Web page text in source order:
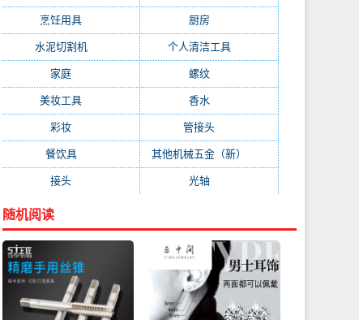
烹饪用具 厨房
水泥切割机(45) 个人清洁工具(43)
家庭 螺纹(41)
美妆工具 香水(32)
彩妆 管接头
餐饮具(25) 其他机械五金（新）
接头 光轴
随机阅读